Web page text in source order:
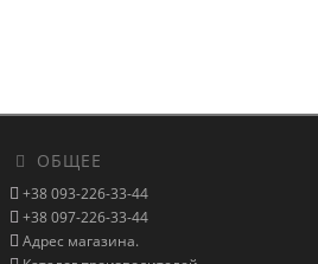
ОБЩЕЕ
+38 093-226-33-44
+38 097-226-33-44
Адрес магазина.